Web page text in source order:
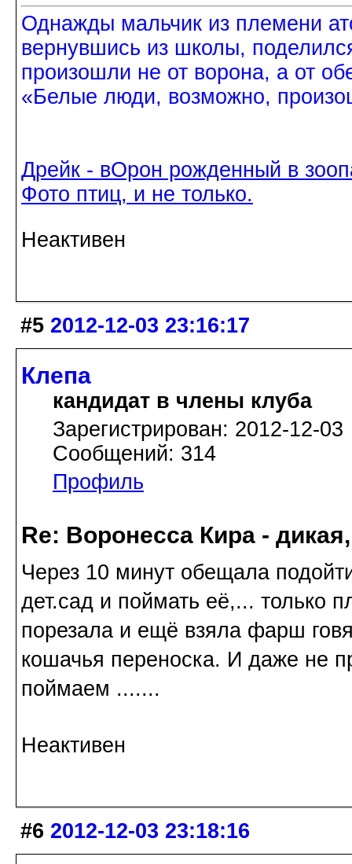
Однажды мальчик из племени
вернувшись из школы,
произошли не от ворона, а от
«Белые люди, возможно,
Дрейк - вОрон рожденный в
Фото птиц, и не только.
Неактивен
#5 2012-12-03 23:16:17
Клепа
кандидат в члены клуба
Зарегистрирован: 2012-12-03
Сообщений: 314
Профиль
Re: Воронесса Кира -
Через 10 минут обещала
дет.сад и поймать её,... только
порезала и ещё взяла фарш
кошачья переноска. И даже не
поймаем .......
Неактивен
#6 2012-12-03 23:18:16